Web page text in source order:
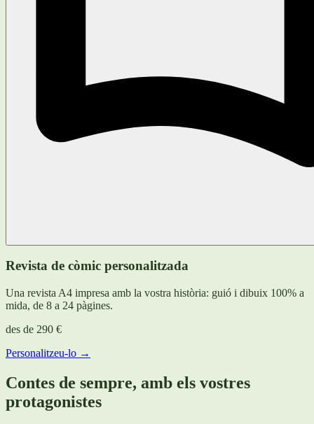
Revista de còmic personalitzada
Una revista A4 impresa amb la vostra història: guió i dibuix 100% a
mida, de 8 a 24 pàgines.
des de 290 €
Personalitzeu-lo →
Contes de sempre, amb els vostres
protagonistes